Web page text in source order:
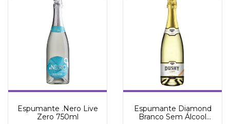
Espumante .Nero Live
Zero 750ml
Espumante Diamond
Branco Sem Álcool